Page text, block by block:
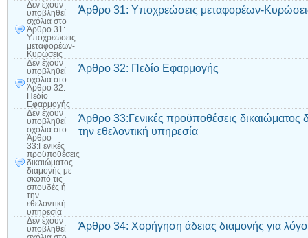
Δεν έχουν
υποβληθεί
σχόλια στο
Άρθρο 31:
Υποχρεώσεις
μεταφορέων-
Κυρώσεις
Άρθρο 31: Υποχρεώσεις μεταφορέων-
Δεν έχουν
υποβληθεί
σχόλια στο
Άρθρο 32:
Πεδίο
Εφαρμογής
Άρθρο 32: Πεδίο Εφαρμογής
Δεν έχουν
υποβληθεί
σχόλια στο
Άρθρο
33:Γενικές
προϋποθέσεις
δικαιώματος
διαμονής με
σκοπό τις
σπουδές ή
την
εθελοντική
υπηρεσία
Άρθρο 33:Γενικές προϋποθέσεις δικαιώματος
την εθελοντική υπηρεσία
Δεν έχουν
υποβληθεί
Άρθρο 34: Χορήγηση άδειας διαμονής για